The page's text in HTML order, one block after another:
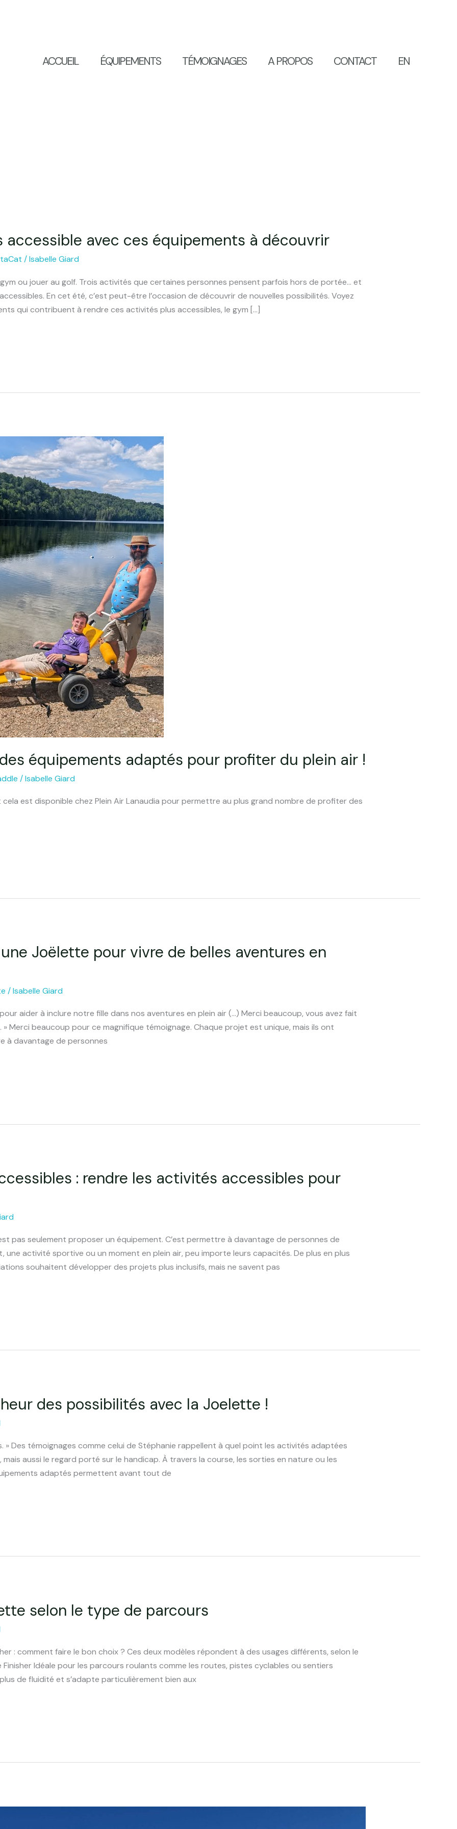
ACCUEIL ÉQUIPEMENTS TÉMOIGNAGES A PROPOS CONTACT EN
accessible avec ces équipements à découvrir
/Isabelle Giard
gym ou jouer au golf. Trois activités que certaines personnes pensent parfois hors de portée… et
En cet été, c’est peut-être l’occasion de découvrir de nouvelles possibilités. Voyez
qui contribuent à rendre ces activités plus accessibles, le gym […]
équipements adaptés pour profiter du plein air !
/Isabelle Giard
est disponible chez Plein Air Lanaudia pour permettre au plus grand nombre de profiter des
Joëlette pour vivre de belles aventures en
/Isabelle Giard
aider à inclure notre fille dans nos aventures en plein air (…) Merci beaucoup, vous avez fait
» Merci beaucoup pour ce magnifique témoignage. Chaque projet est unique, mais ils ont
à davantage de personnes
: rendre les activités accessibles pour
pas seulement proposer un équipement. C’est permettre à davantage de personnes de
une activité sportive ou un moment en plein air, peu importe leurs capacités. De plus en plus
souhaitent développer des projets plus inclusifs, mais ne savent pas
des possibilités avec la Joelette !
» Des témoignages comme celui de Stéphanie rappellent à quel point les activités adaptées
aussi le regard porté sur le handicap. À travers la course, les sorties en nature ou les
adaptés permettent avant tout de
selon le type de parcours
: comment faire le bon choix ? Ces deux modèles répondent à des usages différents, selon le
Idéale pour les parcours roulants comme les routes, pistes cyclables ou sentiers
de fluidité et s’adapte particulièrement bien aux